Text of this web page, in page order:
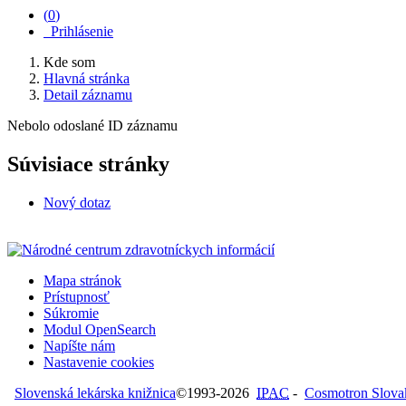
(0)
Prihlásenie
Kde som
Hlavná stránka
Detail záznamu
Nebolo odoslané ID záznamu
Súvisiace stránky
Nový dotaz
Mapa stránok
Prístupnosť
Súkromie
Modul OpenSearch
Napíšte nám
Nastavenie cookies
Slovenská lekárska knižnica©1993-2026 IPAC - Cosmotron